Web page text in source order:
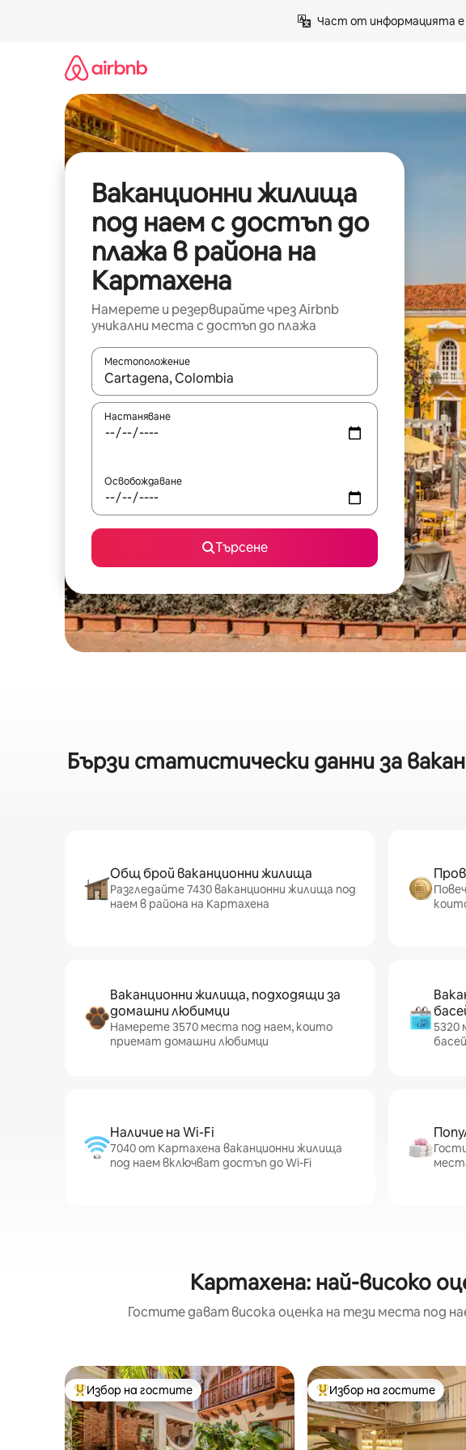
Част от информацията
Ваканционни жилища
под наем с достъп до
плажа в района на
Картахена
Намерете и резервирайте чрез Airbnb
уникални места с достъп до плажа
Местоположение
Когато резултатите се покажат, използвайте клавишите със
Настаняване
Освобождаване
Търсене
Бързи статистически данни за
Общ брой ваканционни жилища
Разгледайте 7430 ваканционни жилища под
наем в района на Картахена
Ваканционни жилища, подходящи за
домашни любимци
Намерете 3570 места под наем, които
приемат домашни любимци
5320
Наличие на Wi-Fi
7040 от Картахена ваканционни жилища
под наем включват достъп до Wi-Fi
Картахена: най-високо
Гостите дават висока оценка на тези места под
Най-популярен избор на гостите
Избор на гостите Най-популярен избор на
Избор на гостите